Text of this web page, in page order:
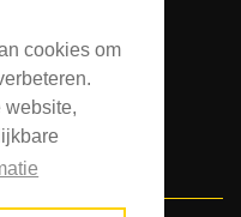
cookies om
website,